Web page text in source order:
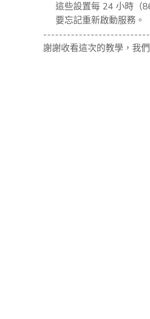
這些設置每 24 小時（
要忘記重新啟動服務。
謝謝收看這次的教學，我